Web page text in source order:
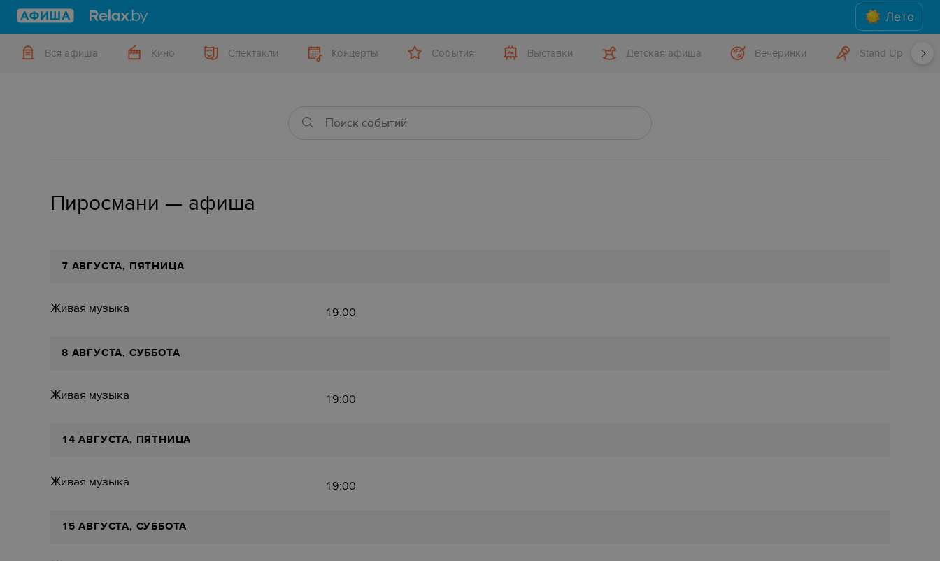
Лето
Вся афиша Кино Спектакли Концерты События Выставки Детская афиша Вечеринки Stand Up
Пиросмани — афиша
7 АВГУСТА, ПЯТНИЦА
Живая музыка 19:00
8 АВГУСТА, СУББОТА
Живая музыка 19:00
14 АВГУСТА, ПЯТНИЦА
Живая музыка 19:00
15 АВГУСТА, СУББОТА